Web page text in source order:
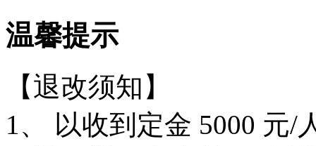
温馨提示
【退改须知】
1、 以收到定金 5000 元/